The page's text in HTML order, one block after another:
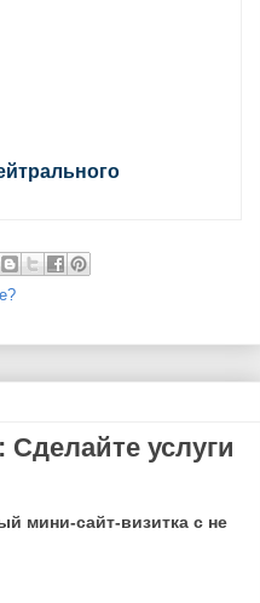
услуги
мини-сайт-визитка с не